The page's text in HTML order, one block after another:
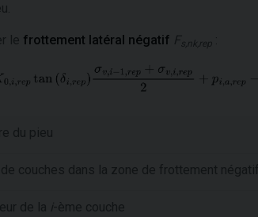
le frottement latéral négatif F s,nk,rep
du pieu
couches dans la zone de frottement négatif
de la i-ème couche